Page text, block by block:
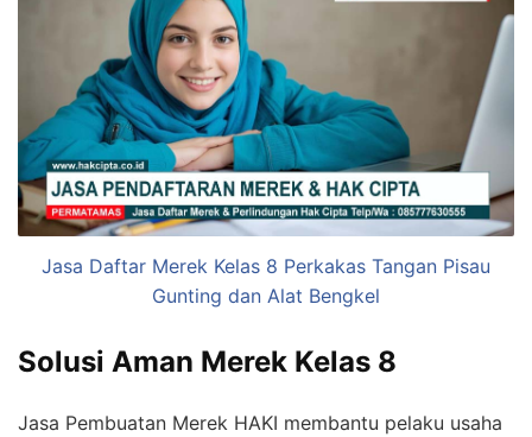
Jasa Daftar Merek Kelas 8 Perkakas Tangan Pisau
Gunting dan Alat Bengkel
Solusi Aman Merek Kelas 8
Jasa Pembuatan Merek HAKI membantu pelaku usaha